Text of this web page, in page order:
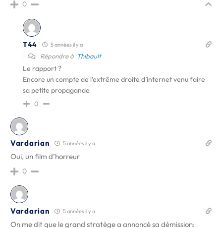
0
T44 5 années il y a
Répondre à Thibault
Le rapport ?
Encore un compte de l’extrême droite d’internet venu faire
sa petite propagande
0
Vardarian 5 années il y a
Oui, un film d’horreur
0
Vardarian 5 années il y a
On me dit que le grand stratège a annoncé sa démission: